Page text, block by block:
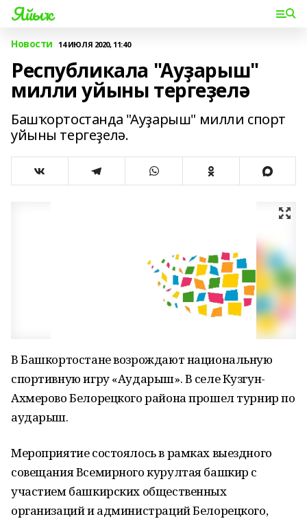
Яйыҡ
Новости 14 ИЮЛЯ 2020, 11:40
Республикала "Ауҙарыш"
милли уйыны тергеҙелә
Башҡортостанда "Ауҙарыш" милли спорт
уйыны тергеҙелә.
В Башкортостане возрождают национальную
спортивную игру «Аударыш». В селе Кузгун-
Ахмерово Белорецкого района прошел турнир по
аударыш.
Мероприятие состоялось в рамках выездного
совещания Всемирного курултая башкир с
участием башкирских общественных
организаций и администраций Белорецкого,